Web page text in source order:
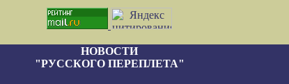
НОВОСТИ
"РУССКОГО ПЕРЕПЛЕТА"